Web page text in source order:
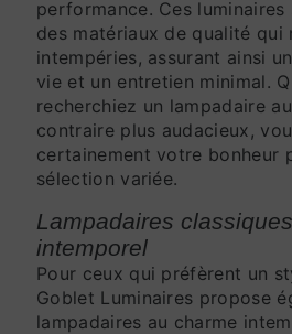
performance. Ces
des matériaux de qualité qui
intempéries, assurant ainsi
vie et un entretien minimal.
recherchiez un lampadaire
contraire plus audacieux,
certainement votre bonheur
sélection variée.
Lampadaires
intemporel
Pour ceux qui préfèrent un
Goblet Luminaires propose
lampadaires au charme